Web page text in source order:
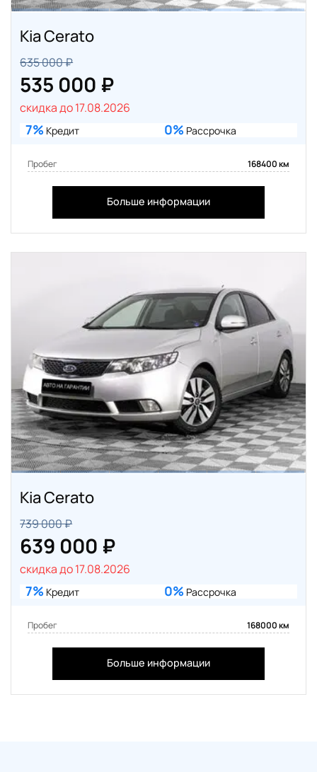
Kia Cerato
635 000 ₽
535 000 ₽
скидка до 17.08.2026
7% Кредит 0% Рассрочка
Пробег 168400 км
Больше информации
Kia Cerato
739 000 ₽
639 000 ₽
скидка до 17.08.2026
7% Кредит 0% Рассрочка
Пробег 168000 км
Больше информации